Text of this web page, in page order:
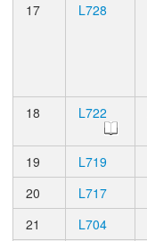
17
L728
18 L722
19 L719
20
L717
21
L704